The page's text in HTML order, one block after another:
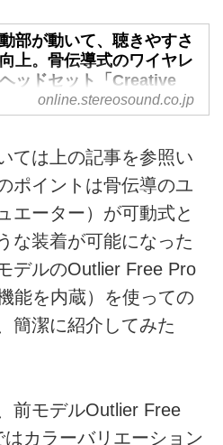
部が動いて、聴きやすさ
上。骨伝導式のワイヤレ
ッドセット「Creative
Free Pro＋」
Outlier Free＋」
- Stereo Sound ONLINE
エイティブメディアから、骨
式のワイヤレスヘッドセット
Creative Outlier Free Pro＋」、
び「Creative Outlier Free
が、本日7月19日に発売され
価格はオープンで、同社直販
イト価格はCreative Outlier
Pro＋が￥22,800（税込）、
の購入時）が適用され、それ
￥18,240（税込）、￥...
online.stereosound.co.jp
ては上の記事を参照い
ポイントは骨伝導のユ
エーター）が可動式と
な装着が可能になった
デルのOutlier Free Pro
能を内蔵）を使っての
簡潔に紹介してみた
前モデルOutlier Free
カラーバリエーション